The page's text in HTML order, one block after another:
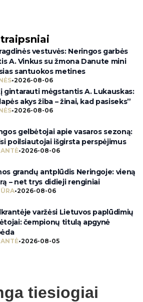
vestuvės: Neringos garbės
A. Vinkus su žmona Danute mini
santuokos metines
•2026-08-06
gintarauti mėgstantis A. Lukauskas:
akys žiba – žinai, kad pasiseks”
•2026-08-06
gelbėtojai apie vasaros sezoną:
poilsiautojai išgirsta perspėjimus
•2026-08-06
grandų antplūdis Neringoje: vieną
– net trys didieji renginiai
•2026-08-06
varžėsi Lietuvos paplūdimių
čempionų titulą apgynė
•2026-08-05
tiesiogiai